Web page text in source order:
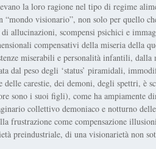
la loro ragione nel tipo di regime
visionario”, non solo per quello
allucinazioni, scompensi psichici e
compensativi della miseria della
miserabili e personalità infantili, dalla
dal peso degli ‘status’ piramidali,
carestie, dei demoni, degli spettri, è
sono i suoi figli), come ha ampiamente
collettivo demoniaco e notturno
frustrazione come compensazione
preindustriale, di una visionarietà non